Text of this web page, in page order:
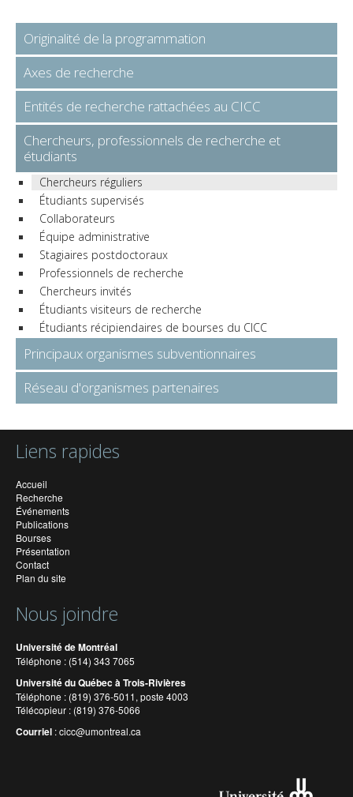
Originalité de la programmation
Axes de recherche
Entités de recherche rattachées au CICC
Chercheurs, professionnels de recherche et
étudiants
Chercheurs réguliers
Étudiants supervisés
Collaborateurs
Équipe administrative
Stagiaires postdoctoraux
Professionnels de recherche
Chercheurs invités
Étudiants visiteurs de recherche
Étudiants récipiendaires de bourses du CICC
Principaux organismes subventionnaires
Réseau d'organismes partenaires
Liens rapides
Accueil
Recherche
Événements
Publications
Bourses
Présentation
Contact
Plan du site
Nous joindre
Université de Montréal
Téléphone : (514) 343 7065
Université du Québec à Trois-Rivières
Téléphone : (819) 376-5011, poste 4003
Télécopieur : (819) 376-5066
Courriel :cicc@umontreal.ca